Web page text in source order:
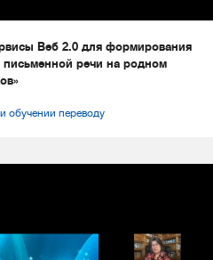
Веб 2.0 для формирования
речи на родном
обучении переводу